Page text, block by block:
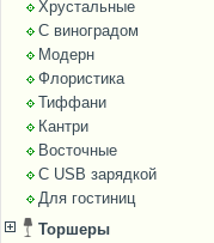
Хрустальные
С виноградом
Модерн
Флористика
Тиффани
Кантри
Восточные
С USB зарядкой
Для гостиниц
Торшеры